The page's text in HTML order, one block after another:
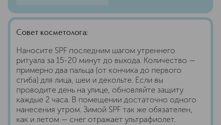
Совет косметолога:
Наносите SPF последним шагом утреннего
ритуала за 15-20 минут до выхода. Количество —
примерно два пальца (от кончика до первого
сгиба) для лица, шеи и декольте. Если вы
проводите день на улице, обновляйте защиту
каждые 2 часа. В помещении достаточно одного
нанесения утром. Зимой SPF так же обязателен,
как и летом — снег отражает ультрафиолет.